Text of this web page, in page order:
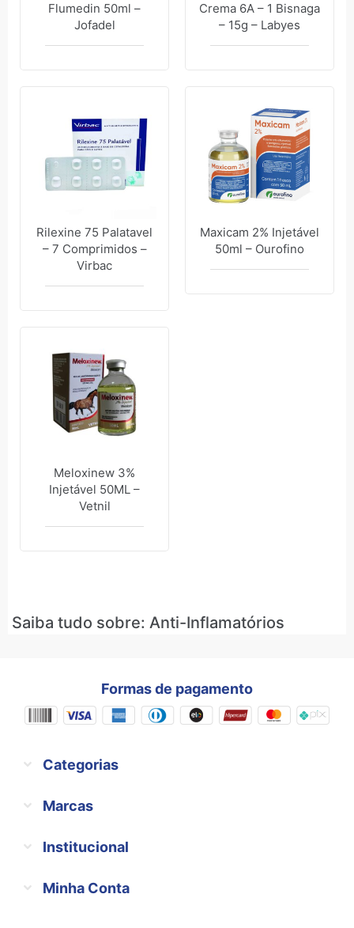
Flumedin 50ml –
Jofadel
Crema 6A – 1 Bisnaga
– 15g – Labyes
Rilexine 75 Palatavel
– 7 Comprimidos –
Virbac
Maxicam 2% Injetável
50ml – Ourofino
Meloxinew 3%
Injetável 50ML –
Vetnil
Saiba tudo sobre: Anti-Inflamatórios
Formas de pagamento
Categorias
Marcas
Institucional
Minha Conta